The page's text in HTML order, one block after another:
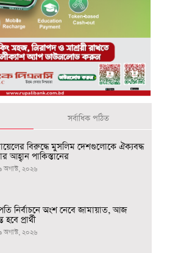
সর্বাধিক পঠিত
বিরুদ্ধে মুসলিম দেশগুলোকে ঐক্যবদ্ধ
আহ্বান পাকিস্তানের
অগাস্ট, ২০২৬
নির্বাচনে অংশ নেবে জামায়াত, আজ
হবে প্রার্থী
অগাস্ট, ২০২৬